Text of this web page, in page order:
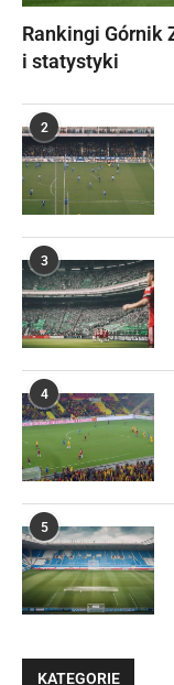
Rankingi Górnik
i statystyki
2
3
4
5
KATEGORIE